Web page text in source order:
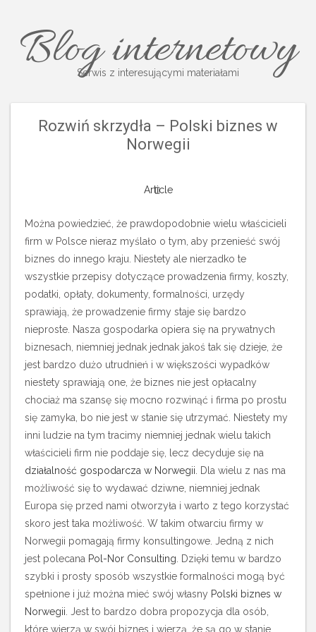
Blog internetowy
Serwis z interesującymi materiałami
Rozwiń skrzydła – Polski biznes w
Norwegii
Article
Można powiedzieć, że prawdopodobnie wielu właścicieli
firm w Polsce nieraz myślało o tym, aby przenieść swój
biznes do innego kraju. Niestety ale nierzadko te
wszystkie przepisy dotyczące prowadzenia firmy, koszty,
podatki, opłaty, dokumenty, formalności, urzędy
sprawiają, że prowadzenie firmy staje się bardzo
nieproste. Nasza gospodarka opiera się na prywatnych
biznesach, niemniej jednak jednak jakoś tak się dzieje, że
jest bardzo dużo utrudnień i w większości wypadków
niestety sprawiają one, że biznes nie jest opłacalny
chociaż ma szansę się mocno rozwinąć i firma po prostu
się zamyka, bo nie jest w stanie się utrzymać.
Niestety my
inni ludzie na tym tracimy niemniej jednak wielu takich
właścicieli firm nie poddaje się, lecz decyduje się na
działalność gospodarcza w Norwegii . Dla wielu z nas ma
możliwość się to wydawać dziwne, niemniej jednak
Europa się przed nami otworzyła i warto z tego korzystać
skoro jest taka możliwość. W takim otwarciu firmy w
Norwegii pomagają firmy konsultingowe. Jedną z nich
jest polecana Pol-Nor Consulting . Dzięki temu w bardzo
szybki i prosty sposób wszystkie formalności mogą być
spełnione i już można mieć swój własny Polski biznes w
Norwegii . Jest to bardzo dobra propozycja dla osób,
które wierzą w swój biznes i wierzą, że są go w stanie